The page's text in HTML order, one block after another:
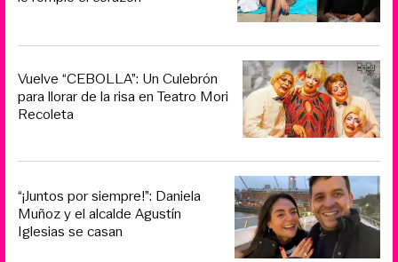
Vuelve “CEBOLLA”: Un Culebrón
para llorar de la risa en Teatro Mori
Recoleta
“¡Juntos por siempre!”: Daniela
Muñoz y el alcalde Agustín
Iglesias se casan